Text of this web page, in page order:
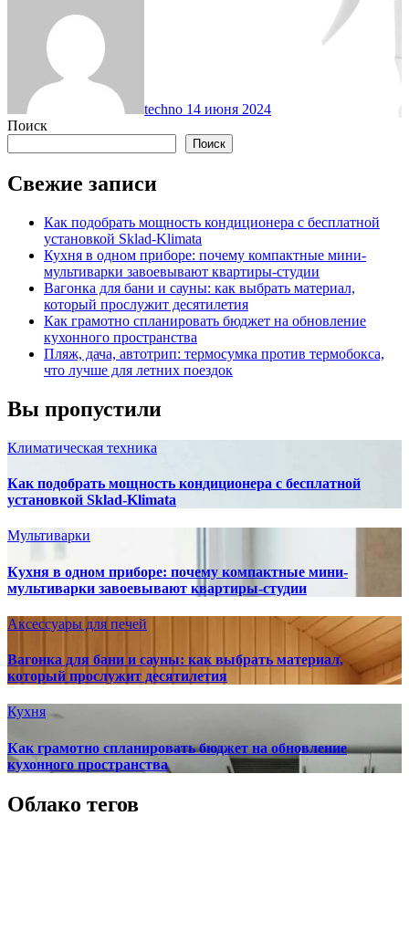
techno 14 июня 2024
Поиск
Поиск
Свежие записи
Как подобрать мощность кондиционера с бесплатной
установкой Sklad-Klimata
Кухня в одном приборе: почему компактные мини-
мультиварки завоевывают квартиры-студии
Вагонка для бани и сауны: как выбрать материал,
который прослужит десятилетия
Как грамотно спланировать бюджет на обновление
кухонного пространства
Пляж, дача, автотрип: термосумка против термобокса,
что лучше для летних поездок
Вы пропустили
Климатическая техника
Как подобрать мощность кондиционера с бесплатной
установкой Sklad-Klimata
Мультиварки
Кухня в одном приборе: почему компактные мини-
мультиварки завоевывают квартиры-студии
Аксессуары для печей
Вагонка для бани и сауны: как выбрать материал,
который прослужит десятилетия
Кухня
Как грамотно спланировать бюджет на обновление
кухонного пространства
Облако тегов